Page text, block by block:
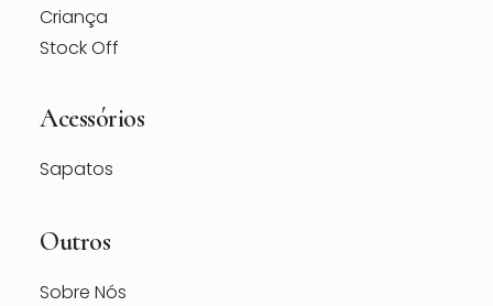
Criança
Stock Off
Acessórios
Sapatos
Outros
Sobre Nós